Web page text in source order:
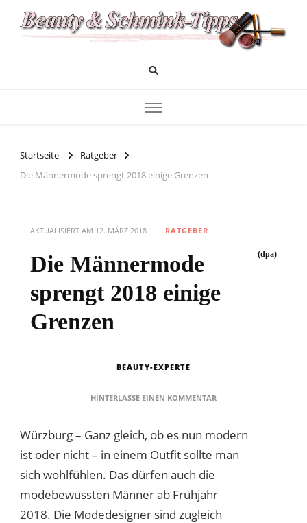
Beauty und Schminktipps
Startseite
Ratgeber
Die Männermode sprengt 2018 einige Grenzen
AKTUALISIERT AM 12. MÄRZ 2018 RATGEBER
Die Männermode
sprengt 2018 einige
Grenzen
(dpa)
BEAUTY-EXPERTE
HINTERLASSE EINEN KOMMENTARZU
SPRENGT
EINIGE
Würzburg – Ganz gleich, ob es nun modern
ist oder nicht – in einem Outfit sollte man
sich wohlfühlen. Das dürfen auch die
modebewussten Männer ab Frühjahr
2018. Die Modedesigner sind zugleich